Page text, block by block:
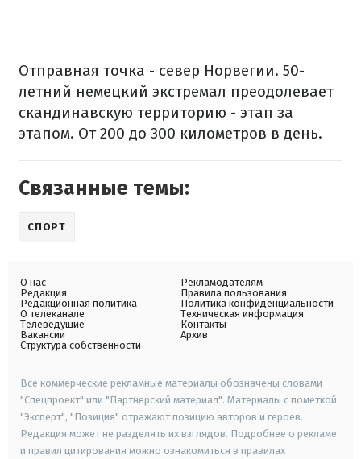
Отправная точка - север Норвегии. 50-
летний немецкий экстремал преодолевает
скандинавскую территорию - этап за
этапом. От 200 до 300 километров в день.
Связанные темы:
СПОРТ
О нас
Редакция
Редакционная политика
О телеканале
Телеведущие
Вакансии
Структура собственности
Рекламодателям
Правила пользования
Политика конфиденциальности
Техническая информация
Контакты
Архив
Все коммерческие рекламные материалы обозначены словами
"Спецпроект" или "Партнерский материал". Материалы с пометкой
"Эксперт", "Позиция" отражают позицию авторов и героев.
Редакция может не разделять их взглядов. Подробнее о рекламе
и правил цитирования можно ознакомиться в правилах